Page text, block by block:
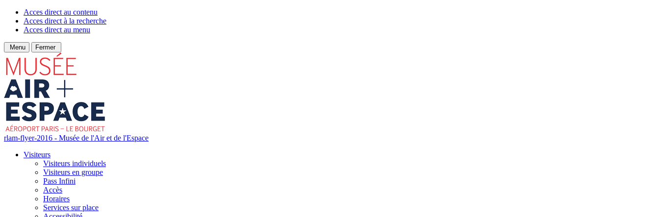
Acces direct au contenu
Acces direct à la recherche
Acces direct au menu
Menu Fermer
rlam-flyer-2016 - Musée de l'Air et de l'Espace
Visiteurs
Visiteurs individuels
Visiteurs en groupe
Pass Infini
Accès
Horaires
Services sur place